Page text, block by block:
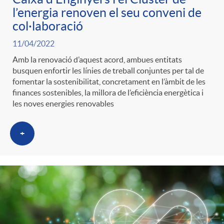
l’energia renoven el seu conveni de
col·laboració
11/04/2022
Amb la renovació d’aquest acord, ambues entitats
busquen enfortir les línies de treball conjuntes per tal de
fomentar la sostenibilitat, concretament en l’àmbit de les
finances sostenibles, la millora de l’eficiència energètica i
les noves energies renovables
+